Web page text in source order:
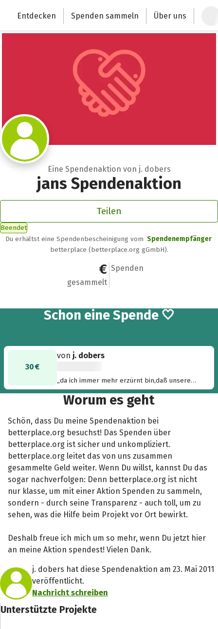
Deutschlands größte Spendenplattform
Entdecken Spenden sammeln Über uns
Eine Spendenaktion von j. dobers
jans Spendenaktion
Teilen
Beendet
Du erhältst eine Spendenbescheinigung vom Spendenempfänger
betterplace (betterplace.org gGmbH).
30 €
gesammelt
1
Spenden
Schon eine Spende 🤍
30 €
von j. dobers
„da ich immer mehr erzürnt bin,daß unsere
persönlichkeitsrechte mehr und mehr
beschnitten werden und mit zensus 11 einen
weiteren höherpunkt erlangt,bin ich froh,daß
es menschen gibt,die sich gegen diese dinge
engagieren. auch ich möchte das eben tun.“
Worum es geht
Schön, dass Du meine Spendenaktion bei
betterplace.org besuchst! Das Spenden über
betterplace.org ist sicher und unkompliziert.
betterplace.org leitet das von uns zusammen
gesammelte Geld weiter. Wenn Du willst, kannst Du das
sogar nachverfolgen: Denn betterplace.org ist nicht
nur klasse, um mit einer Aktion Spenden zu sammeln,
sondern - durch seine Transparenz - auch toll, um zu
sehen, was die Hilfe beim Projekt vor Ort bewirkt.
Deshalb freue ich mich um so mehr, wenn Du jetzt hier
an meine Aktion spendest! Vielen Dank.
j. dobers hat diese Spendenaktion am 23. Mai 2011
veröffentlicht.
Nachricht schreiben
Unterstützte Projekte